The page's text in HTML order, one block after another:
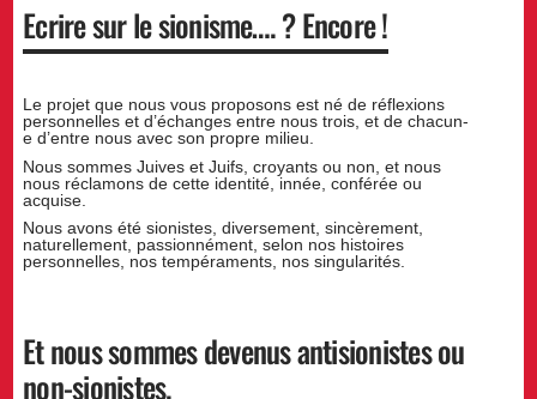
Ecrire sur le sionisme…. ? Encore !
Le projet que nous vous proposons est né de réflexions
personnelles et d’échanges entre nous trois, et de chacun-
e d’entre nous avec son propre milieu.
Nous sommes Juives et Juifs, croyants ou non, et nous
nous réclamons de cette identité, innée, conférée ou
acquise.
Nous avons été sionistes, diversement, sincèrement,
naturellement, passionnément, selon nos histoires
personnelles, nos tempéraments, nos singularités.
Et nous sommes devenus antisionistes ou
non-sionistes.